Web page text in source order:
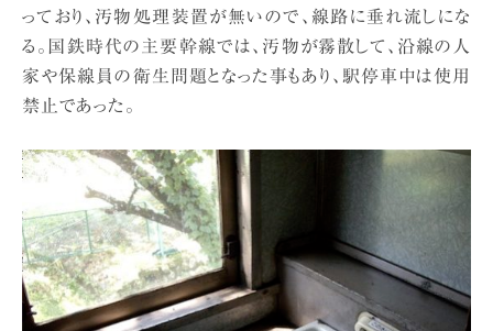
っており、汚物処理装置が無いので、線路に垂れ流しにな
る。国鉄時代の主要幹線では、汚物が霧散して、沿線の人
家や保線員の衛生問題となった事もあり、駅停車中は使用
禁止であった。